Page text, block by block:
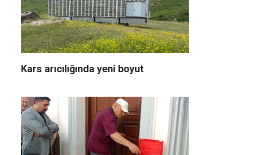
Kars arıcılığında yeni boyut